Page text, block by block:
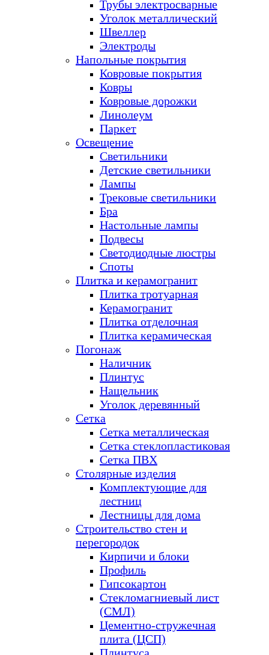
Трубы электросварные
Уголок металлический
Швеллер
Электроды
Напольные покрытия
Ковровые покрытия
Ковры
Ковровые дорожки
Линолеум
Паркет
Освещение
Светильники
Детские светильники
Лампы
Трековые светильники
Бра
Настольные лампы
Подвесы
Светодиодные люстры
Споты
Плитка и керамогранит
Плитка тротуарная
Керамогранит
Плитка отделочная
Плитка керамическая
Погонаж
Наличник
Плинтус
Нащельник
Уголок деревянный
Сетка
Сетка металлическая
Сетка стеклопластиковая
Сетка ПВХ
Столярные изделия
Комплектующие для
лестниц
Лестницы для дома
Строительство стен и
перегородок
Кирпичи и блоки
Профиль
Гипсокартон
Стекломагниевый лист
(СМЛ)
Цементно-стружечная
плита (ЦСП)